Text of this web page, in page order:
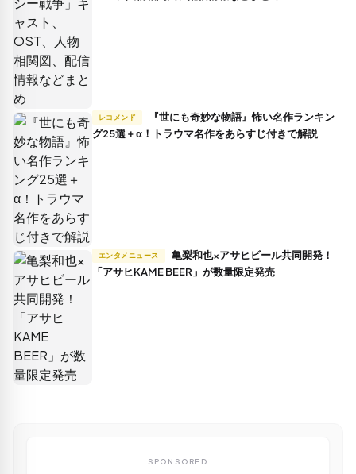
レコメンド
グ25選＋α！トラウマ名作をあらすじ付きで解説
エンタメニュース
「アサヒKAME BEER」が数量限定発売
SPONSORED